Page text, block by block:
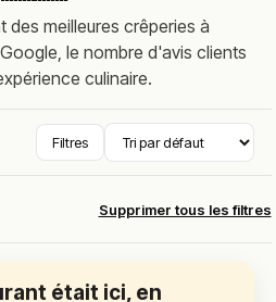
meilleures crêperies à
le nombre d'avis clients
culinaire.
Filtres
Supprimer tous les filtres
était ici, en